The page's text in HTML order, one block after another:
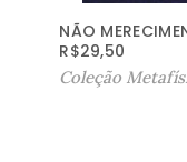
NÃO
R$29,50
Coleção